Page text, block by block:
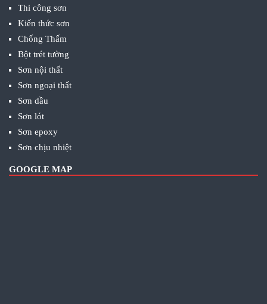
Thi công sơn
Kiến thức sơn
Chống Thấm
Bột trét tường
Sơn nội thất
Sơn ngoại thất
Sơn dầu
Sơn lót
Sơn epoxy
Sơn chịu nhiệt
GOOGLE MAP